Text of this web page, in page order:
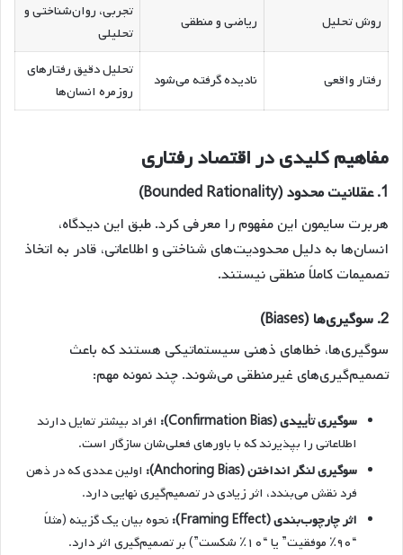
روش تحلیل ریاضی و منطقی
تجربی، روان‌شناختی و
تحلیلی
رفتار واقعی نادیده گرفته می‌شود
تحلیل دقیق رفتارهای
روزمره انسان‌ها
مفاهیم کلیدی در اقتصاد رفتاری
1. عقلانیت محدود (Bounded Rationality)
هربرت سایمون این مفهوم را معرفی کرد. طبق این دیدگاه،
انسان‌ها به دلیل محدودیت‌های شناختی و اطلاعاتی، قادر به اتخاذ
تصمیمات کاملاً منطقی نیستند.
2. سوگیری‌ها (Biases)
سوگیری‌ها، خطاهای ذهنی سیستماتیکی هستند که باعث
تصمیم‌گیری‌های غیرمنطقی می‌شوند. چند نمونه مهم:
سوگیری تأییدی (Confirmation Bias):
افراد بیشتر تمایل دارند
اطلاعاتی را بپذیرند که با باورهای فعلی‌شان سازگار است.
سوگیری لنگر انداختن (Anchoring Bias):
اولین عددی که در ذهن
فرد نقش می‌بندد، اثر زیادی در تصمیم‌گیری نهایی دارد.
اثر چارچوب‌بندی (Framing Effect):
نحوه بیان یک گزینه (مثلاً
“۹۰٪ موفقیت” یا “۱۰٪ شکست”) بر تصمیم‌گیری اثر دارد.